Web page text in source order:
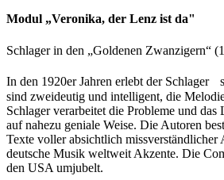
Modul „Veronika, der Lenz ist da"
Schlager in den „Goldenen Zwanzigern“
In den 1920er Jahren erlebt der Schlager
sind zweideutig und intelligent, die
Schlager verarbeitet die Probleme und das
auf nahezu geniale Weise. Die Autoren
Texte voller absichtlich missverständlicher
deutsche Musik weltweit Akzente. Die
den USA umjubelt.